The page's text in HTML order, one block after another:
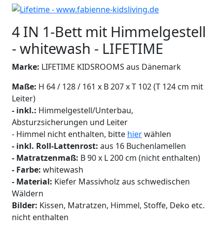
4 IN 1-Bett mit Himmelgestell
- whitewash - LIFETIME
Marke: LIFETIME KIDSROOMS aus Dänemark
Maße: H 64 / 128 / 161 x B 207 x T 102 (T 124 cm mit
Leiter)
- inkl.: Himmelgestell/Unterbau,
Absturzsicherungen und Leiter
- Himmel nicht enthalten, bitte hierwählen
- inkl. Roll-Lattenrost: aus 16 Buchenlamellen
- Matratzenmaß: B 90 x L 200 cm (nicht enthalten)
- Farbe: whitewash
- Material: Kiefer Massivholz aus schwedischen
Wäldern
Bilder: Kissen, Matratzen, Himmel, Stoffe, Deko etc.
nicht enthalten